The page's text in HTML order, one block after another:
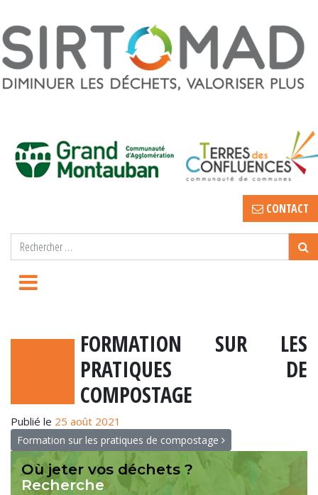
CONTACT
FORMATION SUR LES
PRATIQUES DE
COMPOSTAGE
Publié le 25 août 2021
NAVIGATION
Formation sur les pratiques de compostage
Où jeter vos déchets ?
Recherche